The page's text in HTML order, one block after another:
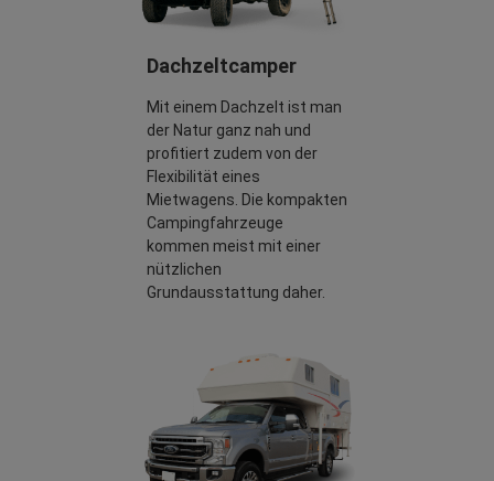
Dachzeltcamper
Mit einem Dachzelt ist man
der Natur ganz nah und
profitiert zudem von der
Flexibilität eines
Mietwagens. Die kompakten
Campingfahrzeuge
kommen meist mit einer
nützlichen
Grundausstattung daher.